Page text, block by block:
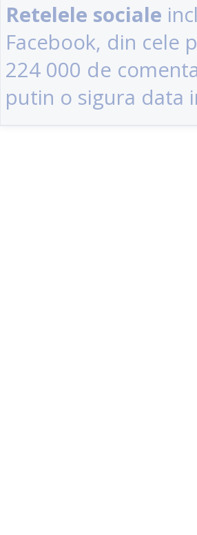
Retelele sociale
Facebook, din cele
224 000 de
putin o sigura data